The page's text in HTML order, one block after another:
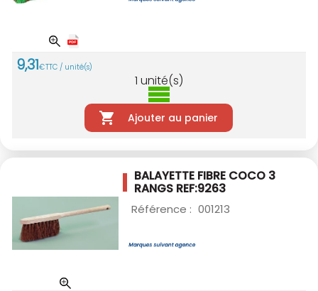
9,31€TTC / unité(s)
1 unité(s)
Ajouter au panier
BALAYETTE FIBRE COCO 3
RANGS REF:9263
Référence : 001213